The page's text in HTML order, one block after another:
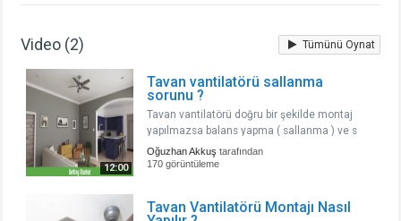
Video (2) Tümünü Oynat
12:00
Tavan vantilatörü sallanma
sorunu ?
Tavan vantilatörü doğru bir şekilde montaj
yapılmazsa balans yapma ( sallanma ) ve s
Oğuzhan Akkuş tarafından
170 görüntüleme
Tavan Vantilatörü Montajı Nasıl